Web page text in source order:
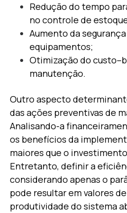
Redução do tempo
no controle de
Aumento da
equipamentos;
Otimização do
manutenção.
Outro aspecto
das ações preventivas de
Analisando-a
os benefícios da
maiores que o
Entretanto, definir a
considerando apenas o
pode resultar em valores
produtividade do sistema